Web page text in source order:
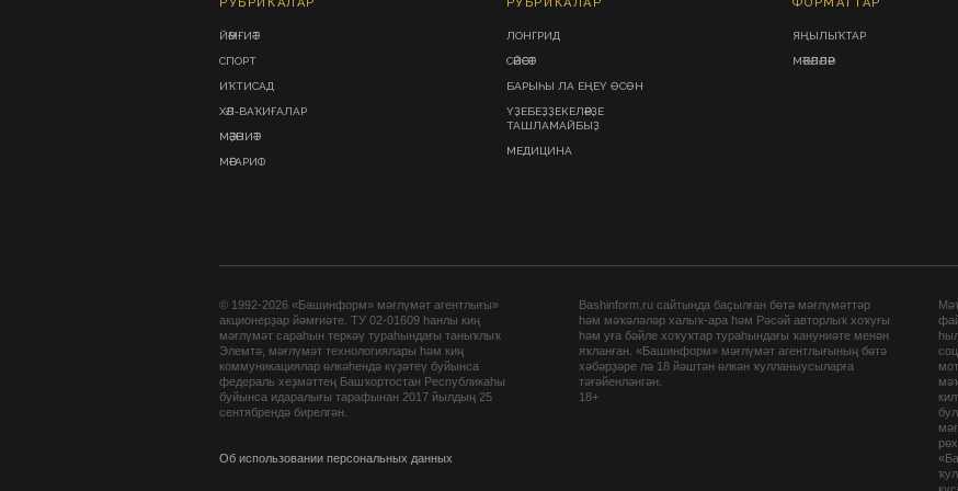
ЙӘМҒИӘТ
СПОРТ
ИҠТИСАД
ХӘЛ-ВАҠИҒАЛАР
МӘҘӘНИӘТ
МӘҒАРИФ
ЛОНГРИД
СӘЙӘСӘТ
БАРЫҺЫ ЛА ЕҢЕҮ ӨСӨН
ҮҘЕБЕҘҘЕКЕЛӘРҘЕ
ТАШЛАМАЙБЫҘ
МЕДИЦИНА
ЯҢЫЛЫҠТАР
МӘҠӘЛӘЛӘР
© 1992-2026 «Башинформ» мәғлүмәт агентлығы»
акционерҙар йәмғиәте. ТУ 02-01609 һанлы киң
мәғлүмәт сараһын теркәү тураһындағы таныҡлыҡ
Элемтә, мәғлүмәт технологиялары һәм киң
коммуникациялар өлкәһендә күҙәтеү буйынса
федераль хеҙмәттең Башҡортостан Республикаһы
буйынса идаралығы тарафынан 2017 йылдың 25
сентябрендә бирелгән.
Об использовании персональных данных
Bashinform.ru сайтында баҫылған бөтә мәғлүмәттәр
һәм мәҡәләләр халыҡ-ара һәм Рәсәй авторлыҡ хоҡуғы
һәм уға бәйле хоҡуҡтар тураһындағы ҡануниәте менән
яҡланған. «Башинформ» мәғлүмәт агентлығының бөтә
хәбәрҙәре лә 18 йәштән өлкән ҡулланыусыларға
тәғәйенләнгән.
18+